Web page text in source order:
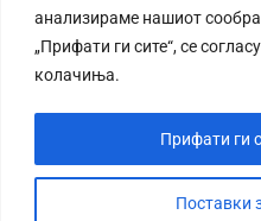
анализираме нашиот
„Прифати ги сите“, се
колачиња.
Поставки
Прифати ги